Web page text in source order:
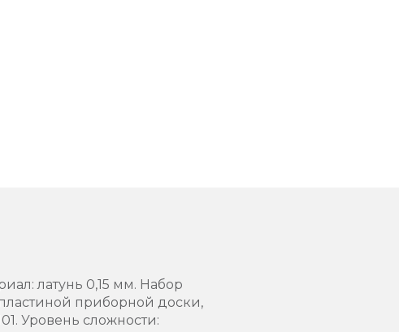
латунь 0,15 мм. Набор
приборной доски,
Уровень сложности: